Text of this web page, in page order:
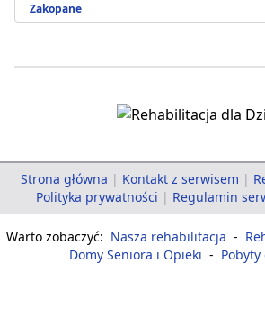
Zakopane
Strona główna | Kontakt z serwisem |
Polityka prywatności | Regulamin
Warto zobaczyć: Nasza rehabilitacja -
Domy Seniora i Opieki -